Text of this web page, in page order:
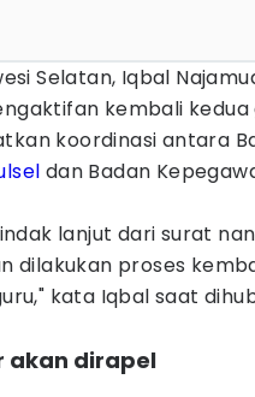
Selatan, Iqbal
kembali
koordinasi antara
dan Badan
lanjut dari surat
dilakukan proses
kata Iqbal saat
akan dirapel